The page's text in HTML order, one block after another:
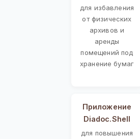
для избавления
от физических
архивов и
аренды
помещений под
хранение бумаг
Приложение
Diadoc.Shell
для повышения